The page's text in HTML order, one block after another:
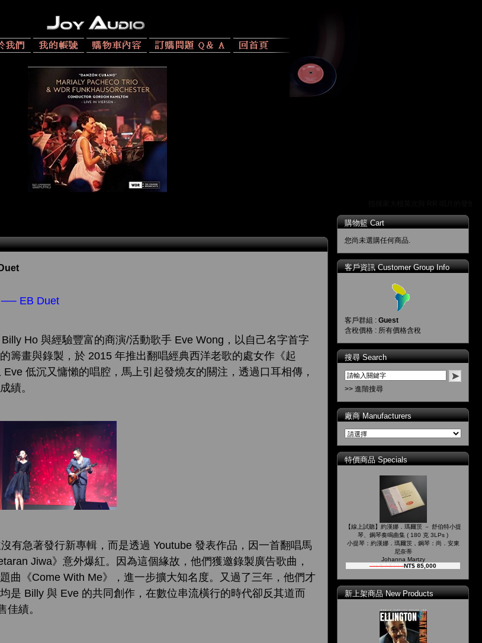
── EB Duet
Ho 與經驗豐富的商演/活動歌手 Eve Wong，以自己名字首字
籌畫與錄製，於 2015 年推出翻唱經典西洋老歌的處女作《起
低沉又慵懶的唱腔，馬上引起發燒友的關注，透過口耳相傳，
績。
有急著發行新專輯，而是透過 Youtube 發表作品，因一首翻唱馬
Jiwa》意外爆紅。因為這個緣故，他們獲邀錄製廣告歌曲 ，
曲《Come With Me》，進一步擴大知名度。又過了三年，他們才
是 Billy 與 Eve 的共同創作，在數位串流橫行的時代卻反其道而
佳績。
購物籃 Cart
您尚未選購任何商品.
客戶資訊 Customer Group Info
客戶群組 : Guest
含稅價格 : 所有價格含稅
搜尋 Search
>> 進階搜尋
廠商 Manufacturers
特價商品 Specials
【線上試聽】約漢娜．瑪爾茨 － 舒伯特小提
琴、鋼琴奏鳴曲集 ( 180 克 3LPs )
小提琴：約漢娜．瑪爾茨，鋼琴：尚．安東
尼奈蒂
Johanna Martzy
NT$ 92,000NT$ 85,000
新上架商品 New Products